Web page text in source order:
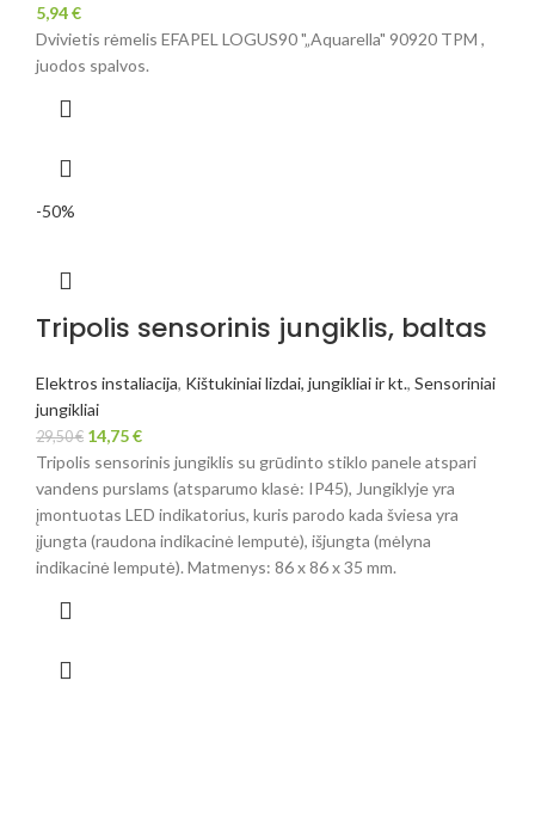
5,94€
Dvivietis rėmelis EFAPEL LOGUS90 "„Aquarella" 90920 TPM ,
juodos spalvos.
-50%
Tripolis sensorinis jungiklis, baltas
Elektros instaliacija, Kištukiniai lizdai, jungikliai ir kt., Sensoriniai
jungikliai
29,50€ 14,75€
Tripolis sensorinis jungiklis su grūdinto stiklo panele atspari
vandens purslams (atsparumo klasė: IP45), Jungiklyje yra
įmontuotas LED indikatorius, kuris parodo kada šviesa yra
įjungta (raudona indikacinė lemputė), išjungta (mėlyna
indikacinė lemputė). Matmenys: 86 x 86 x 35 mm.